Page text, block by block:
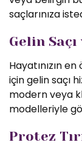
saçlarınıza
Gelin
Hayatınızın
için gelin saçı
modern veya
modelleriyle
Protez